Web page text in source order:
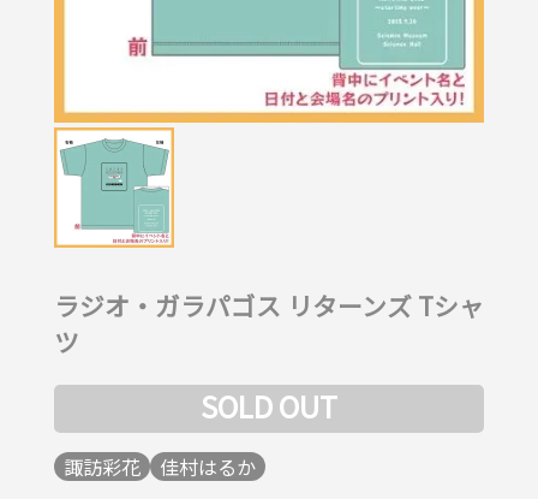
ラジオ・ガラパゴス リターンズ Tシャ
ツ
SOLD OUT
諏訪彩花 佳村はるか